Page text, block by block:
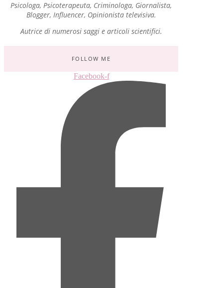
Psicologa, Psicoterapeuta, Criminologa, Giornalista,
Blogger, Influencer, Opinionista televisiva.
Autrice di numerosi saggi e articoli scientifici.
FOLLOW ME
Facebook-f